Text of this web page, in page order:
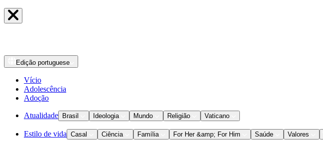
Edição portuguese
Vício
Adolescência
Adoção
Atualidade Brasil Ideologia Mundo Religião Vaticano
Estilo de vida Casal Ciência Família For Her &amp; For Him Saúde Valores